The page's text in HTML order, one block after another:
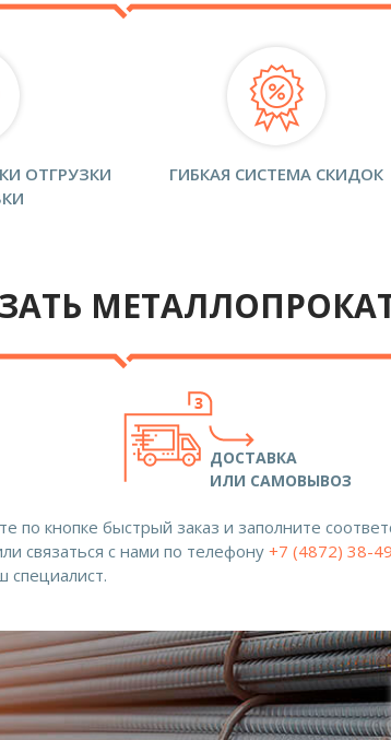
ОТГРУЗКИ
ГИБКАЯ СИСТЕМА СКИДОК
ДОСТАВКА
ИЛИ САМОВЫВОЗ
по кнопке быстрый заказ и заполните
связаться с нами по телефону+7 (4872) 38-
специалист.